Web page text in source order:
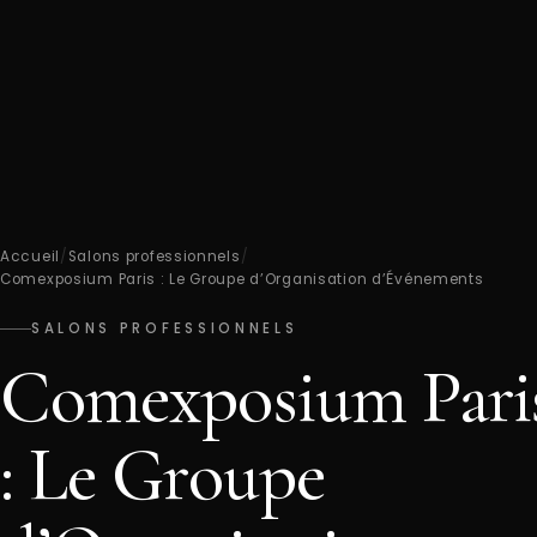
Accueil/ Salons professionnels/
Comexposium Paris : Le Groupe d’Organisation d’Événements
SALONS PROFESSIONNELS
Comexposium
: Le Groupe